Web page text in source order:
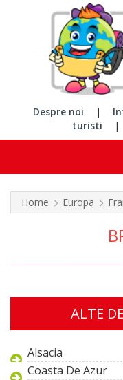
Despre noi |
turisti
|
Home Europa
ALTE
Alsacia
Coasta De Azur